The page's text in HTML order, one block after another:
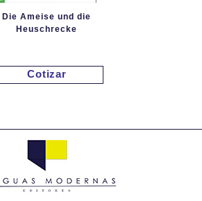
Die Ameise und die
Heuschrecke
Cotizar